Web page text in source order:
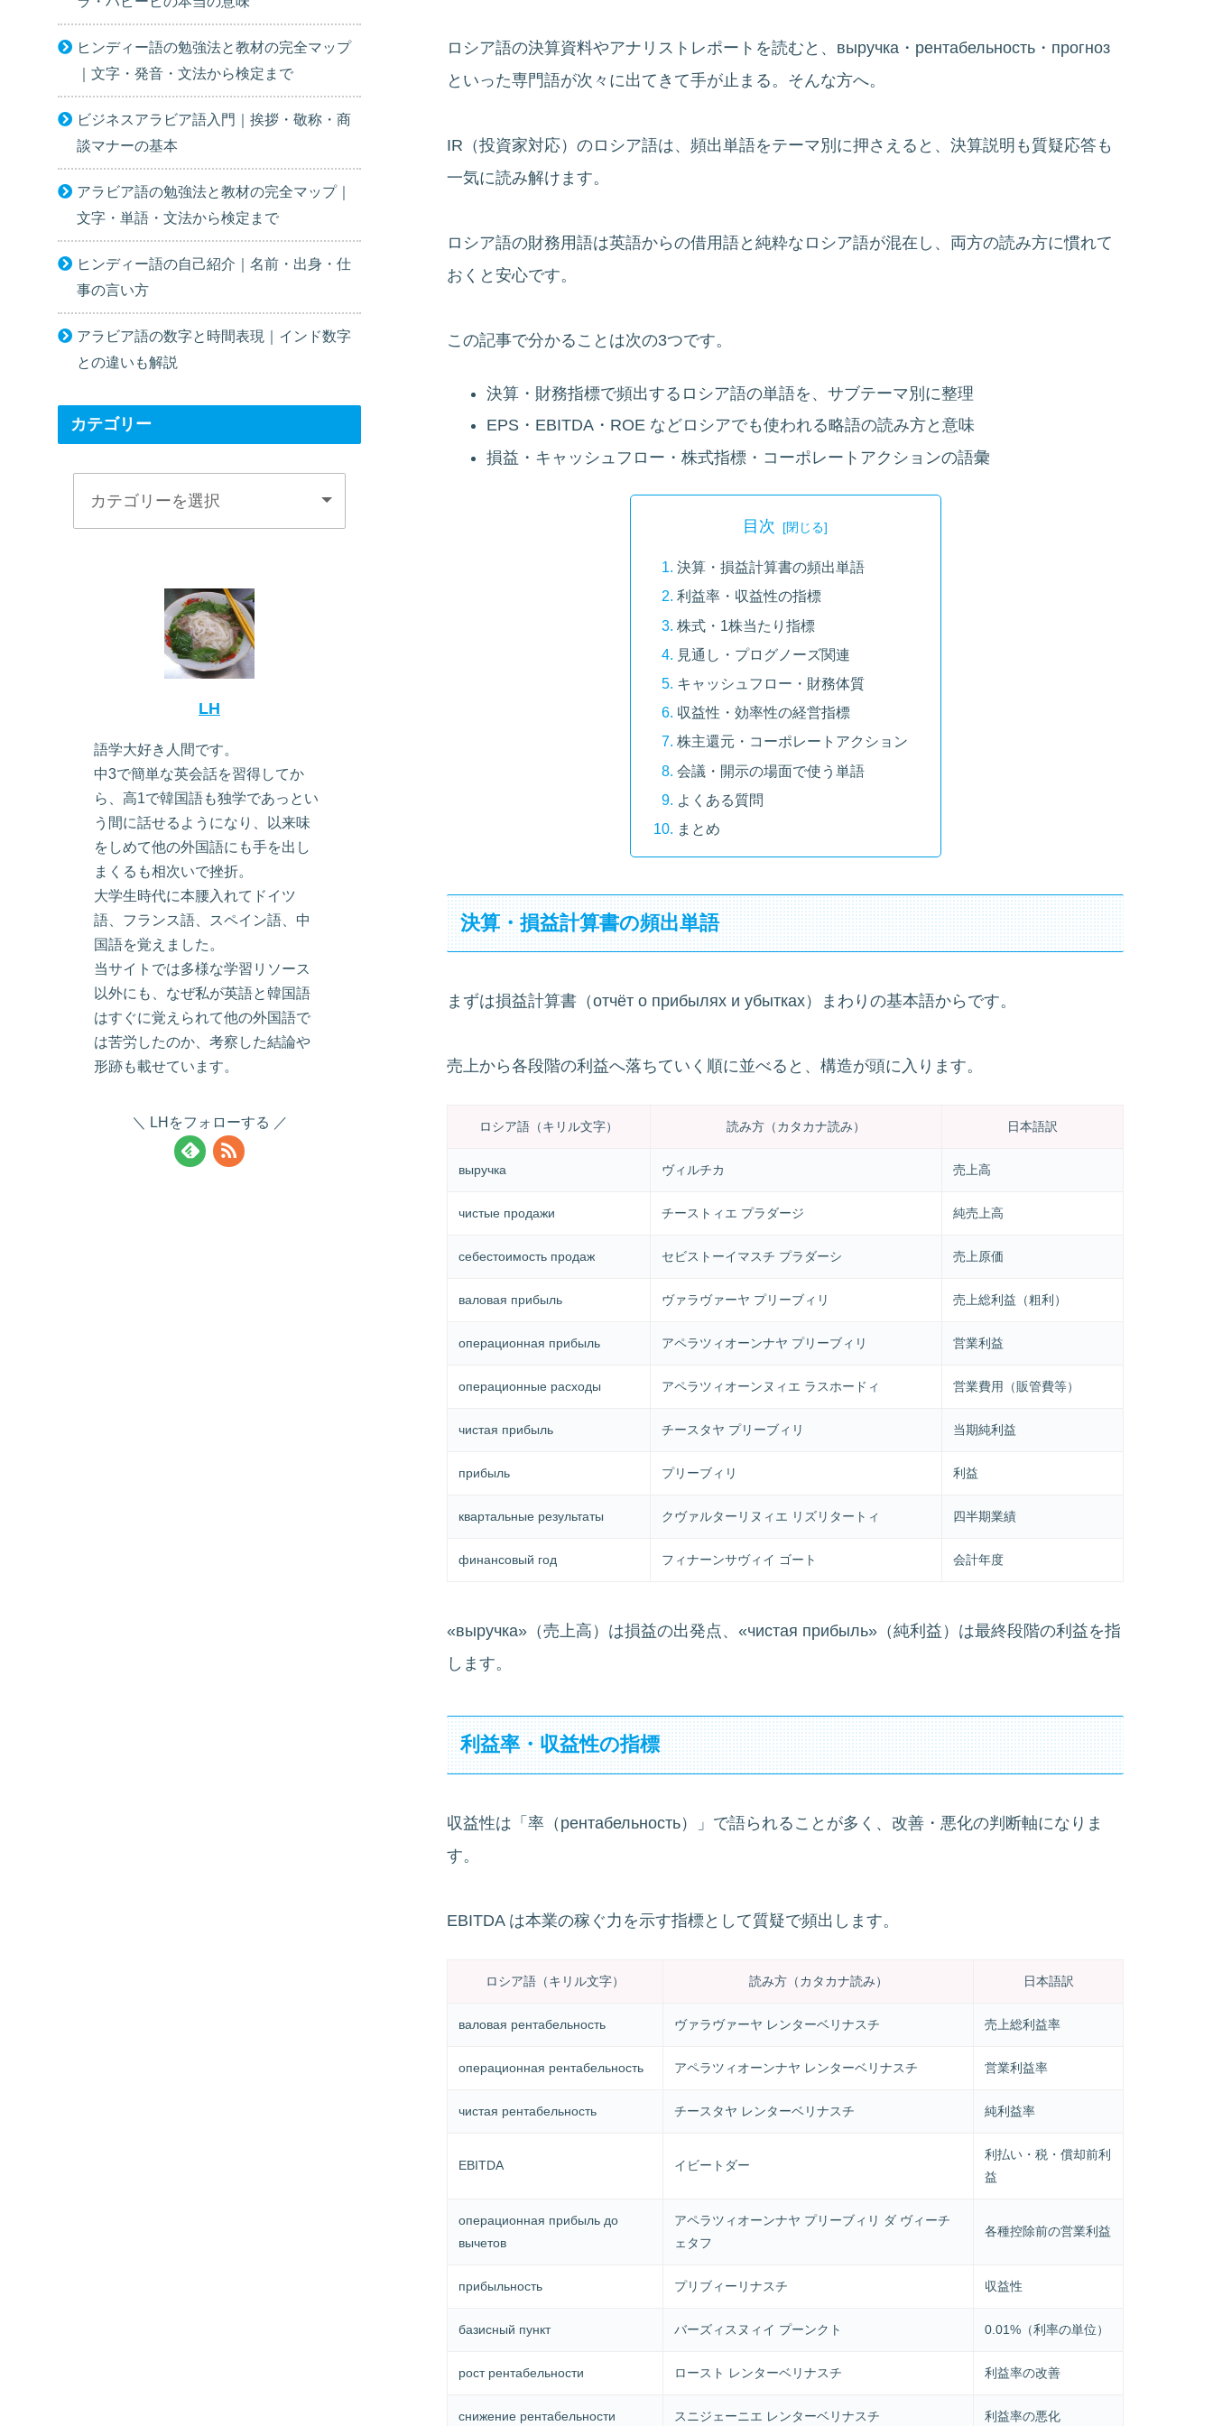
ロシア語の決算資料やアナリストレポートを読むと、выручка・рентабельность・прогноз
といった専門語が次々に出てきて手が止まる。そんな方へ。
IR（投資家対応）のロシア語は、頻出単語をテーマ別に押さえると、決算説明も質疑応答も
一気に読み解けます。
ロシア語の財務用語は英語からの借用語と純粋なロシア語が混在し、両方の読み方に慣れて
おくと安心です。
この記事で分かることは次の3つです。
決算・財務指標で頻出するロシア語の単語を、サブテーマ別に整理
EPS・EBITDA・ROE などロシアでも使われる略語の読み方と意味
損益・キャッシュフロー・株式指標・コーポレートアクションの語彙
目次
決算・損益計算書の頻出単語
利益率・収益性の指標
株式・1株当たり指標
見通し・プログノーズ関連
キャッシュフロー・財務体質
収益性・効率性の経営指標
株主還元・コーポレートアクション
会議・開示の場面で使う単語
よくある質問
まとめ
決算・損益計算書の頻出単語
まずは損益計算書（отчёт о прибылях и убытках）まわりの基本語からです。
売上から各段階の利益へ落ちていく順に並べると、構造が頭に入ります。
ロシア語（キリル文字） 読み方（カタカナ読み） 日本語訳
выручка ヴィルチカ 売上高
чистые продажи チーストィエ プラダージ 純売上高
себестоимость продаж セビストーイマスチ プラダーシ 売上原価
валовая прибыль ヴァラヴァーヤ プリーブィリ 売上総利益（粗利）
операционная прибыль アペラツィオーンナヤ プリーブィリ 営業利益
операционные расходы アペラツィオーンヌィエ ラスホードィ 営業費用（販管費等）
чистая прибыль チースタヤ プリーブィリ 当期純利益
прибыль プリーブィリ 利益
квартальные результаты クヴァルターリヌィエ リズリタートィ 四半期業績
финансовый год フィナーンサヴィイ ゴート 会計年度
«выручка»（売上高）は損益の出発点、«чистая прибыль»（純利益）は最終段階の利益を指
します。
利益率・収益性の指標
収益性は「率（рентабельность）」で語られることが多く、改善・悪化の判断軸になりま
す。
EBITDA は本業の稼ぐ力を示す指標として質疑で頻出します。
ロシア語（キリル文字） 読み方（カタカナ読み） 日本語訳
валовая рентабельность ヴァラヴァーヤ レンターベリナスチ 売上総利益率
операционная рентабельность アペラツィオーンナヤ レンターベリナスチ 営業利益率
чистая рентабельность チースタヤ レンターベリナスチ 純利益率
EBITDA イビートダー
利払い・税・償却前利
益
операционная прибыль до
вычетов
アペラツィオーンナヤ プリーブィリ ダ ヴィーチ
ェタフ
各種控除前の営業利益
прибыльность プリブィーリナスチ 収益性
базисный пункт バーズィスヌィイ プーンクト 0.01%（利率の単位）
рост рентабельности ロースト レンターベリナスチ 利益率の改善
снижение рентабельности スニジェーニエ レンターベリナスチ 利益率の悪化
ヒンディー語の勉強法と教材の完全マップ
｜文字・発音・文法から検定まで
ビジネスアラビア語入門｜挨拶・敬称・商
談マナーの基本
アラビア語の勉強法と教材の完全マップ｜
文字・単語・文法から検定まで
ヒンディー語の自己紹介｜名前・出身・仕
事の言い方
アラビア語の数字と時間表現｜インド数字
との違いも解説
カテゴリー
LH
語学大好き人間です。
中3で簡単な英会話を習得してか
ら、高1で韓国語も独学であっとい
う間に話せるようになり、以来味
をしめて他の外国語にも手を出し
まくるも相次いで挫折。
大学生時代に本腰入れてドイツ
語、フランス語、スペイン語、中
国語を覚えました。
当サイトでは多様な学習リソース
以外にも、なぜ私が英語と韓国語
はすぐに覚えられて他の外国語で
は苦労したのか、考察した結論や
形跡も載せています。
LHをフォローする